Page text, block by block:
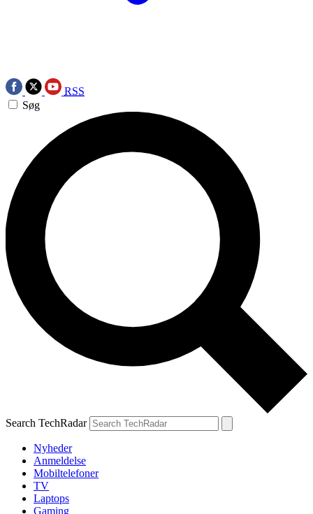
RSS
Søg
Search TechRadar
Nyheder
Anmeldelse
Mobiltelefoner
TV
Laptops
Gaming